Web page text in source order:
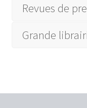
Etude de cas
Events
Nos
Revues de
Grande